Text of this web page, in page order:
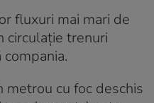
fluxuri mai mari de
circulaţie trenuri
metrou cu foc deschis